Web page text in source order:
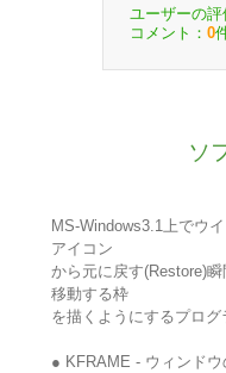
ユーザーの評
コメント： 0
ソ
MS-Windows3.1上でウ
アイコン
から元に戻す(Restore)
移動する枠
を描くようにするプログ
● KFRAME - ウィンドウ